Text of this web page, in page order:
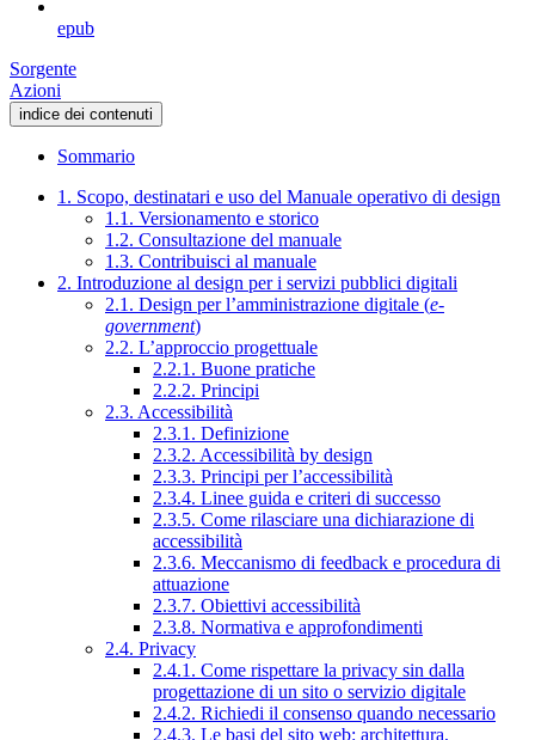
epub
Sorgente
Azioni
indice dei contenuti
Sommario
1. Scopo, destinatari e uso del Manuale operativo di design
1.1. Versionamento e storico
1.2. Consultazione del manuale
1.3. Contribuisci al manuale
2. Introduzione al design per i servizi pubblici digitali
2.1. Design per l’amministrazione digitale (e-
government)
2.2. L’approccio progettuale
2.2.1. Buone pratiche
2.2.2. Principi
2.3. Accessibilità
2.3.1. Definizione
2.3.2. Accessibilità by design
2.3.3. Principi per l’accessibilità
2.3.4. Linee guida e criteri di successo
2.3.5. Come rilasciare una dichiarazione di
accessibilità
2.3.6. Meccanismo di feedback e procedura di
attuazione
2.3.7. Obiettivi accessibilità
2.3.8. Normativa e approfondimenti
2.4. Privacy
2.4.1. Come rispettare la privacy sin dalla
progettazione di un sito o servizio digitale
2.4.2. Richiedi il consenso quando necessario
2.4.3. Le basi del sito web: architettura,